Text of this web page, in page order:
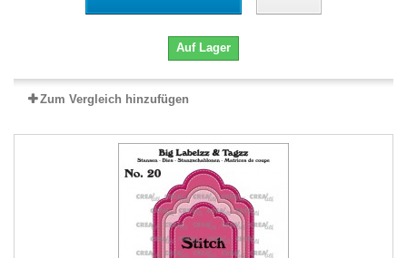
Auf Lager
Zum Vergleich hinzufügen